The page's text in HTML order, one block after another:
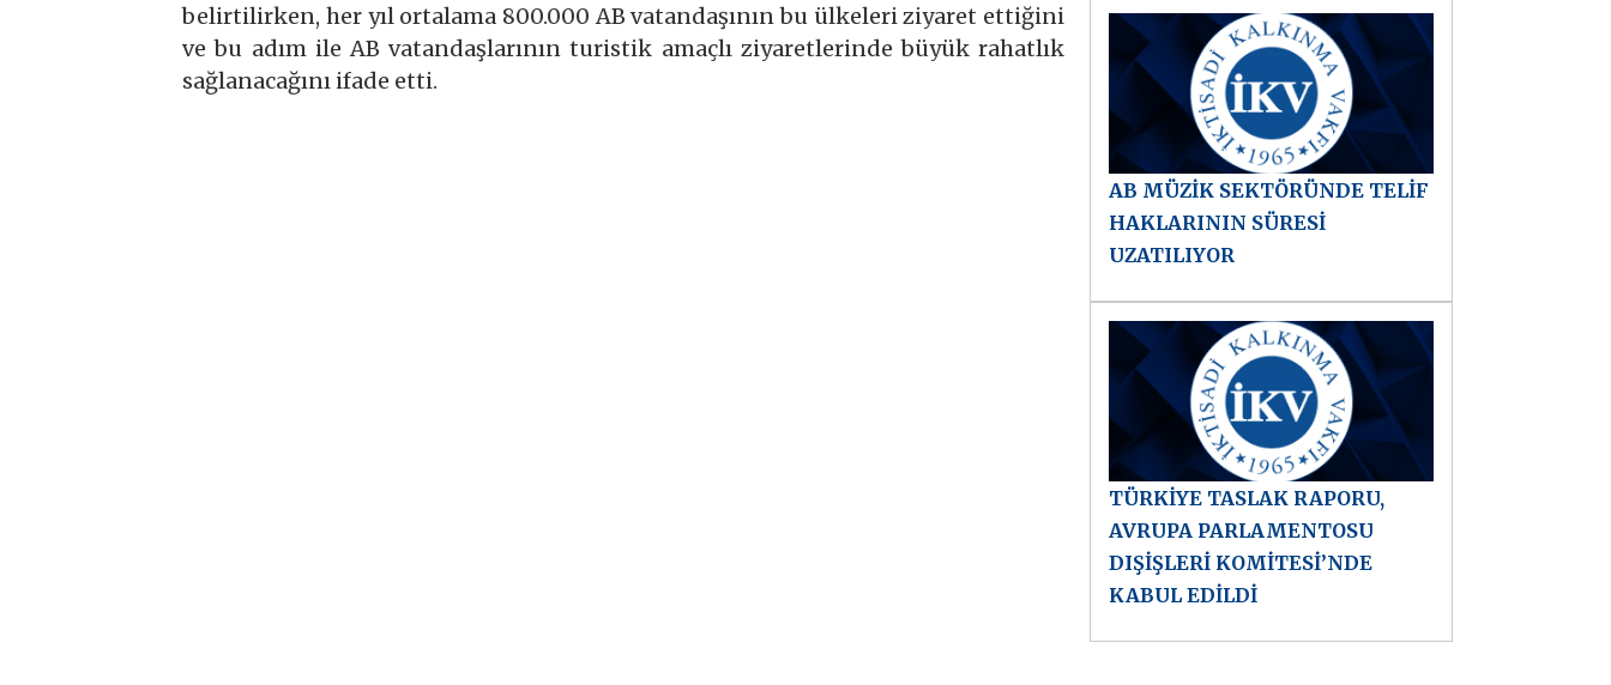
belirtilirken, her yıl ortalama 800.000 AB vatandaşının bu ülkeleri ziyaret ettiğini
ve bu adım ile AB vatandaşlarının turistik amaçlı ziyaretlerinde büyük rahatlık
sağlanacağını ifade etti.
AB MÜZİK SEKTÖRÜNDE TELİF
HAKLARININ SÜRESİ
UZATILIYOR
TÜRKİYE TASLAK RAPORU,
AVRUPA PARLAMENTOSU
DIŞİŞLERİ KOMİTESİ’NDE
KABUL EDİLDİ